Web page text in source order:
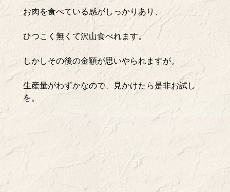
お肉を食べている感がしっかりあり、
ひつこく無くて沢山食べれます。
しかしその後の金額が思いやられますが。
生産量がわずかなので、見かけたら是非お試し
を。